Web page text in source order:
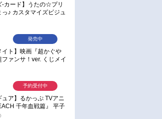
-カード】うたの☆プリ
っ♪ カスタマイズビジュ
ドコレクション Best
イト】映画『超かぐや
ファンサ！ver. くじメイ
発売中
ュア】るかっぷ TVアニ
千年血戦篇』 平子
予約受付中